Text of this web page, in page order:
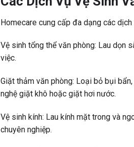
Homecare cung cấp đa dạng các
Vệ sinh tổng thể văn phòng: Lau dọn
việc.
Giặt thảm văn phòng: Loại bỏ bụi
nghệ giặt khô hoặc giặt hơi nước.
Vệ sinh kính: Lau kính mặt trong và
chuyên nghiệp.